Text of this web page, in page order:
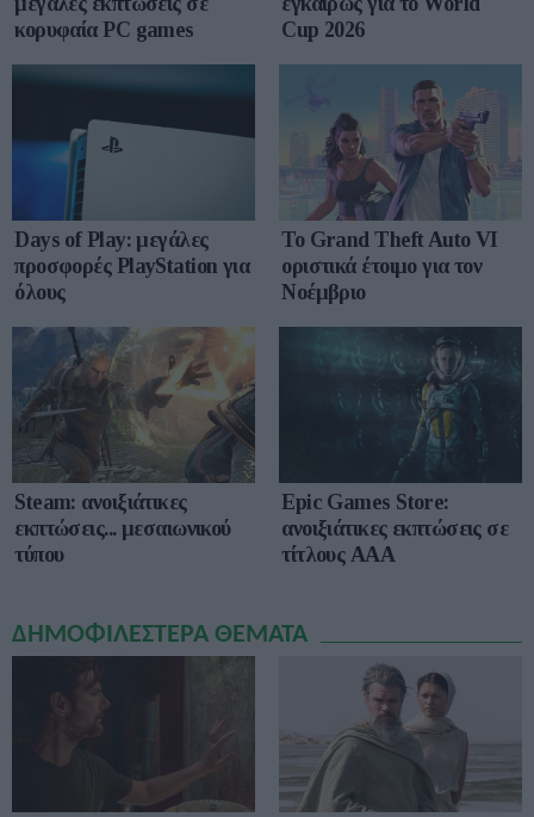
κορυφαία PC games
Cup 2026
Days of Play: μεγάλες
προσφορές PlayStation για
όλους
Το Grand Theft Auto VI
οριστικά έτοιμο για τον
Νοέμβριο
Steam: ανοιξιάτικες
εκπτώσεις... μεσαιωνικού
τύπου
Epic Games Store:
ανοιξιάτικες εκπτώσεις σε
τίτλους ΑΑΑ
ΔΗΜΟΦΙΛΕΣΤΕΡΑ ΘΕΜΑΤΑ